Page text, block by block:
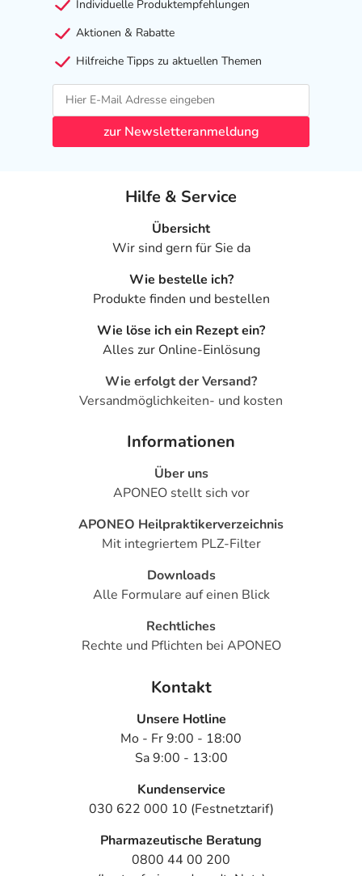
Individuelle Produktempfehlungen
Aktionen & Rabatte
Hilfreiche Tipps zu aktuellen Themen
zur Newsletteranmeldung
Hilfe & Service
Übersicht
Wir sind gern für Sie da
Wie bestelle ich?
Produkte finden und bestellen
Wie löse ich ein Rezept ein?
Alles zur Online-Einlösung
Wie erfolgt der Versand?
Versandmöglichkeiten- und kosten
Informationen
Über uns
APONEO stellt sich vor
APONEO Heilpraktikerverzeichnis
Mit integriertem PLZ-Filter
Downloads
Alle Formulare auf einen Blick
Rechtliches
Rechte und Pflichten bei APONEO
Kontakt
Unsere Hotline
Mo - Fr 9:00 - 18:00
Sa 9:00 - 13:00
Kundenservice
030 622 000 10 (Festnetztarif)
Pharmazeutische Beratung
0800 44 00 200